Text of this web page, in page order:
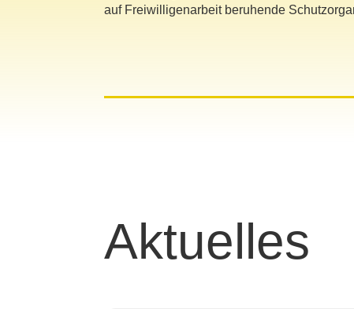
auf Freiwilligenarbeit beruhende
Aktuelles